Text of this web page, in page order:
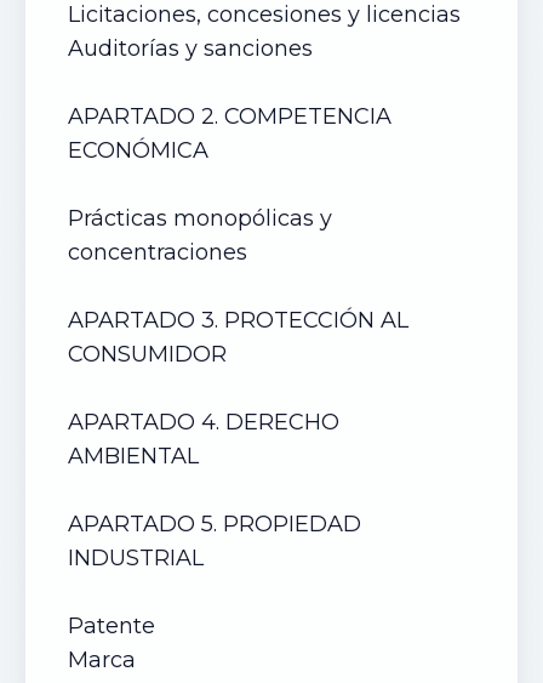
Licitaciones, concesiones y licencias
Auditorías y sanciones
APARTADO 2. COMPETENCIA
ECONÓMICA
Prácticas monopólicas y
concentraciones
APARTADO 3. PROTECCIÓN AL
CONSUMIDOR
APARTADO 4. DERECHO
AMBIENTAL
APARTADO 5. PROPIEDAD
INDUSTRIAL
Patente
Marca